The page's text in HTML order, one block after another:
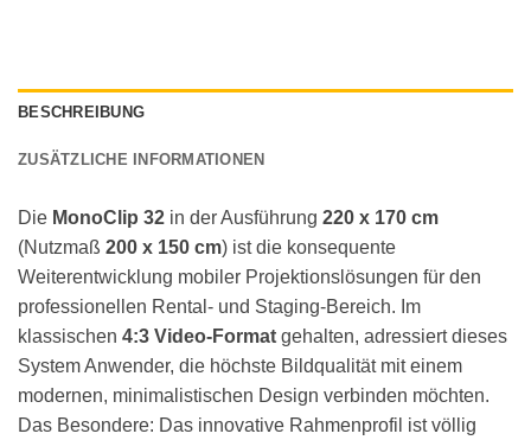
BESCHREIBUNG
ZUSÄTZLICHE INFORMATIONEN
Die MonoClip 32 in der Ausführung 220 x 170 cm
(Nutzmaß 200 x 150 cm) ist die konsequente
Weiterentwicklung mobiler Projektionslösungen für den
professionellen Rental- und Staging-Bereich. Im
klassischen 4:3 Video-Format gehalten, adressiert dieses
System Anwender, die höchste Bildqualität mit einem
modernen, minimalistischen Design verbinden möchten.
Das Besondere: Das innovative Rahmenprofil ist völlig